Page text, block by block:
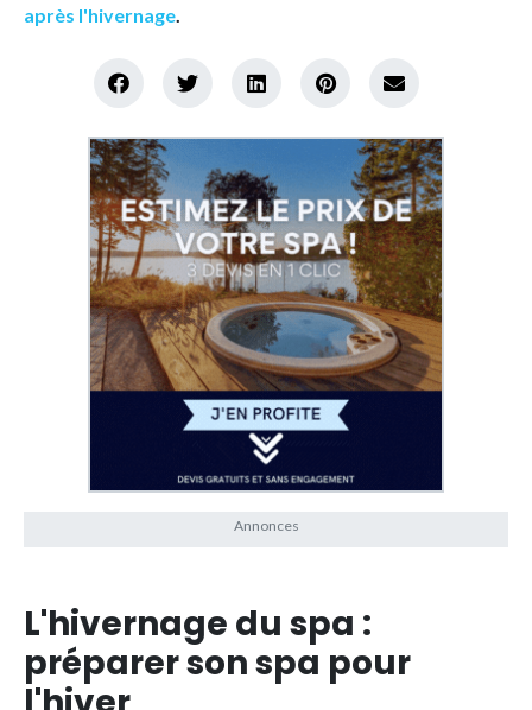
après l'hivernage.
L'hivernage du spa :
préparer son spa pour